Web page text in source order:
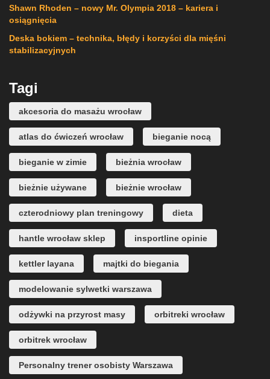
Shawn Rhoden – nowy Mr. Olympia 2018 – kariera i
osiągnięcia
Deska bokiem – technika, błędy i korzyści dla mięśni
stabilizacyjnych
Tagi
akcesoria do masażu wrocław
atlas do ćwiczeń wrocław bieganie nocą
bieganie w zimie bieżnia wrocław
bieżnie używane bieżnie wrocław
czterodniowy plan treningowy dieta
hantle wrocław sklep insportline opinie
kettler layana majtki do biegania
modelowanie sylwetki warszawa
odżywki na przyrost masy orbitreki wrocław
orbitrek wrocław
Personalny trener osobisty Warszawa